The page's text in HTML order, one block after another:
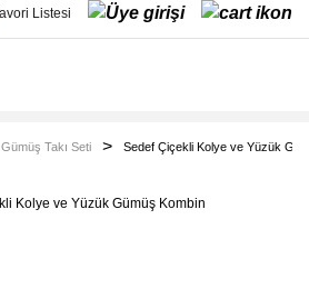
Gümüş Takı Seti Sedef Çiçekli Kolye ve Yüzük